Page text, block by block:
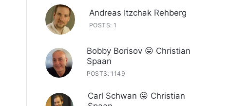
Andreas Itzchak Rehberg
POSTS: 1
Bobby Borisov 😛 Christian
Spaan
POSTS: 1149
Carl Schwan 😛 Christian